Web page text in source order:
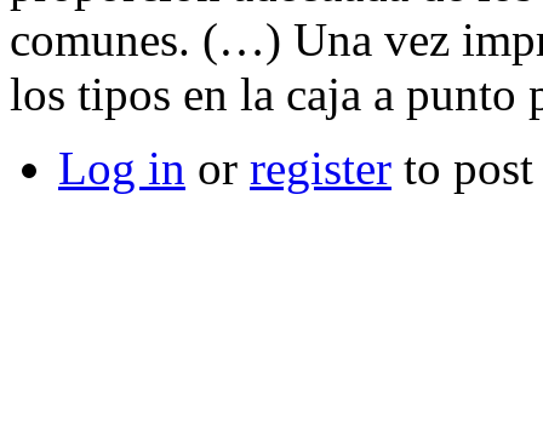
comunes. (…) Una vez
los tipos en la caja a punto
Log in or register to